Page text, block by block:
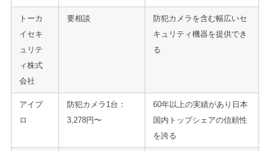
トーカ
イセキ
ュリテ
ィ株式
会社
要相談
防犯カメラを含む幅広いセ
キュリティ機器を提供でき
る
アイプ
ロ
防犯カメラ1台：
3,278円〜
60年以上の実績があり日本
国内トップシェアの信頼性
を誇る